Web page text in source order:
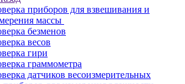
приборов для взвешивания и
массы
безменов
весов
гири
граммометра
датчиков весоизмерительных